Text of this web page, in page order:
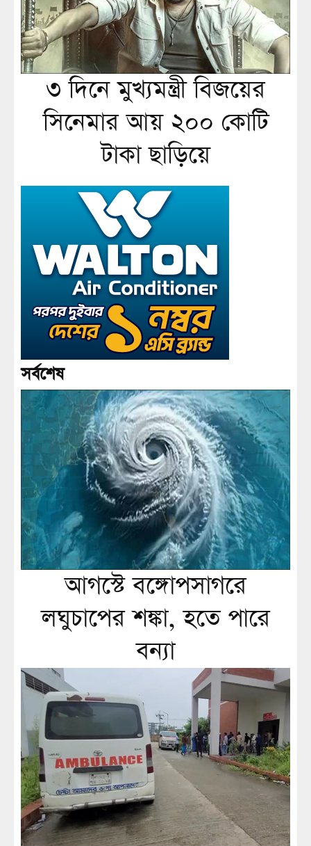
৩ দিনে মুখ্যমন্ত্রী বিজয়ের
সিনেমার আয় ২০০ কোটি
টাকা ছাড়িয়ে
সর্বশেষ
আগস্টে বঙ্গোপসাগরে
লঘুচাপের শঙ্কা, হতে পারে
বন্যা